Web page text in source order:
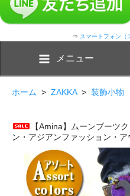
⇒ スマートフォン（
メニュー
ホーム > ZAKKA> 装飾小物
【Amina】ムーンブーツ
ン・アジアンファッション・